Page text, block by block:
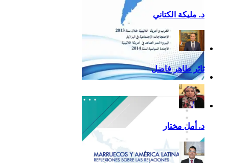
تقرير أمريكا اللاتينية لسنة
2013
د. مليكة الكتاني
ثائر طاهر فاضل
د. أمل مختار